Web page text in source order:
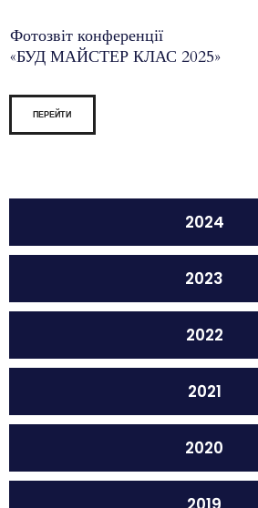
Фотозвіт конференції
«БУД МАЙСТЕР КЛАС 2025»
ПЕРЕЙТИ
2024
2023
2022
2021
2020